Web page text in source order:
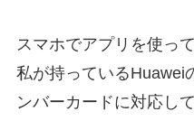
スマホでアプリを使っ
私が持っているHuawei
ンバーカードに対応し